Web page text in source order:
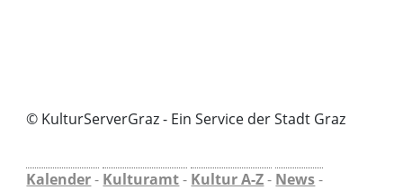
© KulturServerGraz - Ein Service der Stadt Graz
Kalender- Kulturamt- Kultur A-Z- News-